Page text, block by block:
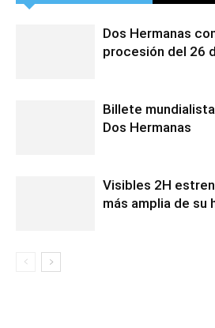
Dos Hermanas
procesión del 26
Billete
Dos Hermanas
Visibles 2H
más amplia de su